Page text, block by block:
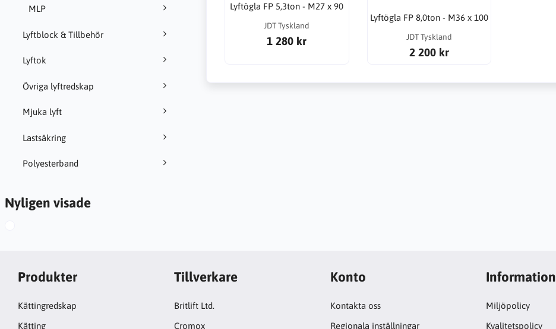
MLP
Lyftblock & Tillbehör
Lyftok
Övriga lyftredskap
Mjuka lyft
Lastsäkring
Polyesterband
Nyligen visade
Lyftögla FP 5,3ton - M27 x 90
JDT Tyskland
1 280 kr
Lyftögla FP 8,0ton - M36 x 100
JDT Tyskland
2 200 kr
Produkter
Kättingredskap
Kätting
Tillverkare
Britlift Ltd.
Cromox
Konto
Kontakta oss
Regionala inställningar
Information
Miljöpolicy
Kvalitetspolicy